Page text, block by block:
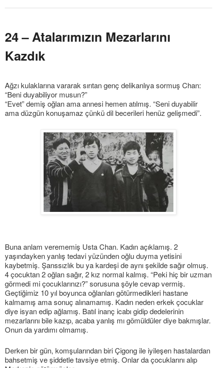
24 – Atalarımızın Mezarlarını
Kazdık
Ağzı kulaklarına vararak sırıtan genç delikanlıya sormuş Chan:
“Beni duyabiliyor musun?”
“Evet” demiş oğlan ama annesi hemen atılmış. “Seni duyabilir
ama düzgün konuşamaz çünkü dil becerileri henüz gelişmedi”.
Buna anlam verememiş Usta Chan. Kadın açıklamış. 2
yaşındayken yanlış tedavi yüzünden oğlu duyma yetisini
kaybetmiş. Şanssızlık bu ya kardeşi de aynı şekilde sağır olmuş.
4 çocuktan 2 oğlan sağır, 2 kız normal kalmış. “Peki hiç bir uzman
görmedi mi çocuklarınızı?” sorusuna şöyle cevap vermiş.
Geçtiğimiz 10 yıl boyunca oğlanları götürmedikleri hastane
kalmamış ama sonuç alınamamış. Kadın neden erkek çocuklar
diye isyan edip ağlamış. Batıl inanç icabı gidip dedelerinin
mezarlarını bile kazıp, acaba yanlış mı gömüldüler diye bakmışlar.
Onun da yardımı olmamış.
Derken bir gün, komşularından biri Çigong ile iyileşen hastalardan
bahsetmiş ve şiddetle tavsiye etmiş. Onlar da çocuklarını alıp